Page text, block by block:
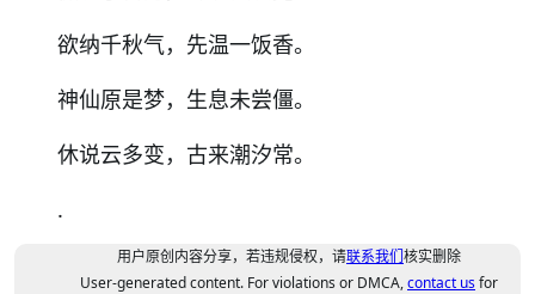
欲纳千秋气，先温一饭香。
神仙原是梦，生息未尝僵。
休说云多变，古来潮汐常。
.
用户原创内容分享，若违规侵权，请联系我们核实删除
User-generated content. For violations or DMCA,contact usfor